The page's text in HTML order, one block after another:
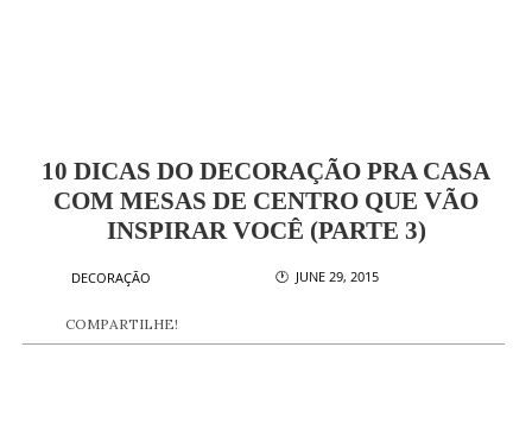
10 DICAS DO DECORAÇÃO PRA CASA
COM MESAS DE CENTRO QUE VÃO
INSPIRAR VOCÊ (PARTE 3)
DECORAÇÃO 🕐 JUNE 29, 2015
COMPARTILHE!